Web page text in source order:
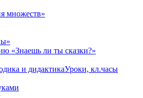
множеств»
«Знаешь ли ты сказки?»
и дидактикаУроки, кл.часы